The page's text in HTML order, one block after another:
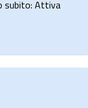
subito: Attiva